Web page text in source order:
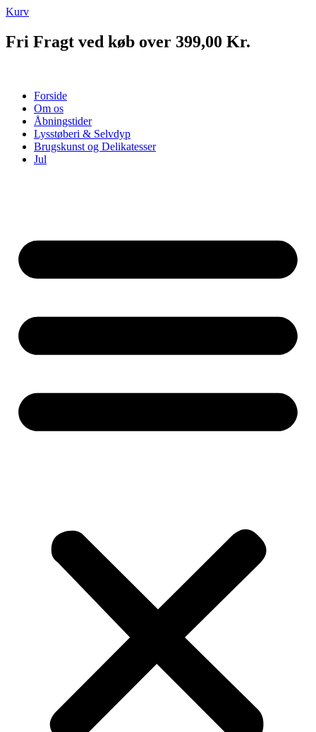
Kurv
Fri Fragt ved køb over 399,00 Kr.
Forside
Om os
Åbningstider
Lysstøberi & Selvdyp
Brugskunst og Delikatesser
Jul